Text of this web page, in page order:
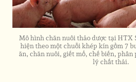
Mô hình chăn nuôi thảo dược tại HTX
hiện theo một chuỗi khép kín gồm 7
ăn, chăn nuôi, giết mổ, chế biến,
lý chất thải.